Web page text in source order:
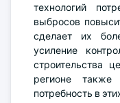
технологий
выбросов
сделает их
усиление
строительства
регионе также
потребность в